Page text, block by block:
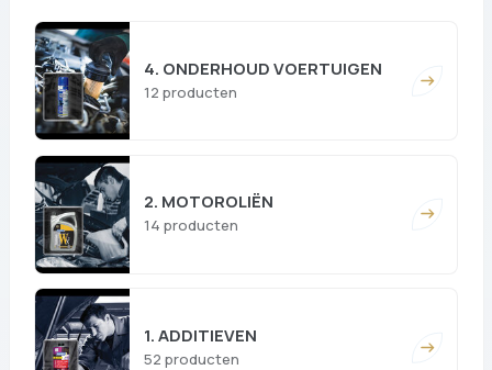
4. ONDERHOUD VOERTUIGEN
12 producten
2. MOTOROLIËN
14 producten
1. ADDITIEVEN
52 producten